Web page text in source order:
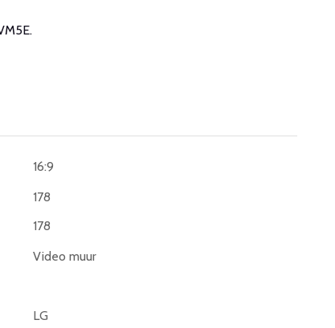
16:9
178
178
Video muur
LG